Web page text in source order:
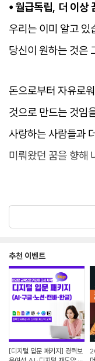
⦁ 월급독립, 더 이상
우리는 이미 알고 있
당신이 원하는 것은
돈으로부터 자유로
것으로 만드는 것임
사랑하는 사람들과
미뤄왔던 꿈을 향해
바로 당신을 위한
추천 이벤트
[디지털 입문 패키지] 경력보